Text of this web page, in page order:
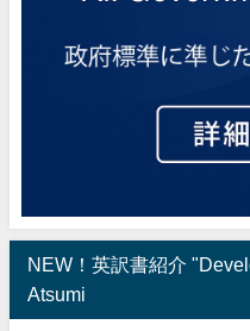
NEW！英訳書紹介
Atsumi